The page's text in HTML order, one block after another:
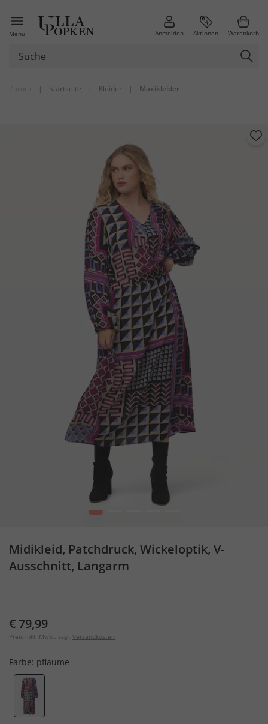
Menü Anmelden Aktionen Warenkorb
| Startseite | Kleider | Maxikleider
1
Midikleid, Patchdruck, Wickeloptik, V-
Ausschnitt, Langarm
€ 79,99
Preis inkl. MwSt. zzgl. Versandkosten
Farbe: pflaume